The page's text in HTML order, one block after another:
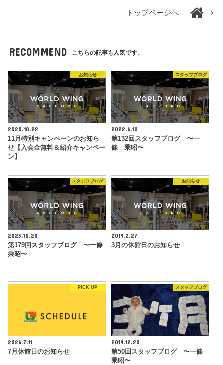
トップページへ
RECOMMEND こちらの記事も人気です。
お知らせ
2020.10.22
11月特別キャンペーンのお知ら
せ【入会金無料＆紹介キャンペー
ン】
スタッフブログ
2022.6.10
第132回スタッフブログ 〜一
條 乘昭〜
スタッフブログ
2023.10.20
第179回スタッフブログ 〜一條
乘昭〜
お知らせ
2019.2.27
3月の休館日のお知らせ
PICK UP
2026.7.11
7月休館日のお知らせ
スタッフブログ
2019.12.20
第50回スタッフブログ 〜一條
乘昭〜